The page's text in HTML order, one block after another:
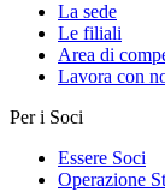
La sede
Le filiali
Area di
Lavora con
Per i Soci
Essere Soci
Operazione